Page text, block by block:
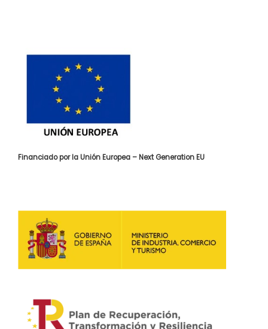
Financiado por la Unión Europea – Next Generation EU